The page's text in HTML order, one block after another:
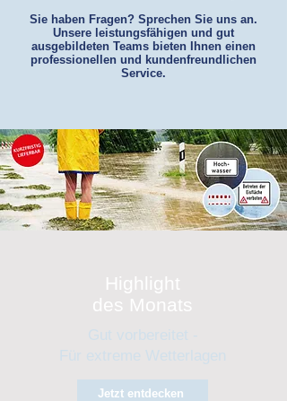
Sie haben Fragen? Sprechen Sie uns an.
Unsere leistungsfähigen und gut
ausgebildeten Teams bieten Ihnen einen
professionellen und kundenfreundlichen
Service.
Highlight
des Monats
Jetzt entdecken